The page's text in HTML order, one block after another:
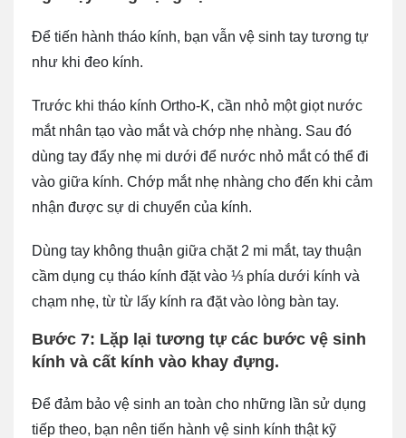
Để tiến hành tháo kính, bạn vẫn vệ sinh tay tương tự
như khi đeo kính.
Trước khi tháo kính Ortho-K, cần nhỏ một giọt nước
mắt nhân tạo vào mắt và chớp nhẹ nhàng. Sau đó
dùng tay đẩy nhẹ mi dưới để nước nhỏ mắt có thể đi
vào giữa kính. Chớp mắt nhẹ nhàng cho đến khi cảm
nhận được sự di chuyển của kính.
Dùng tay không thuận giữa chặt 2 mi mắt, tay thuận
cầm dụng cụ tháo kính đặt vào ⅓ phía dưới kính và
chạm nhẹ, từ từ lấy kính ra đặt vào lòng bàn tay.
Bước 7: Lặp lại tương tự các bước vệ sinh
kính và cất kính vào khay đựng.
Để đảm bảo vệ sinh an toàn cho những lần sử dụng
tiếp theo, bạn nên tiến hành vệ sinh kính thật kỹ